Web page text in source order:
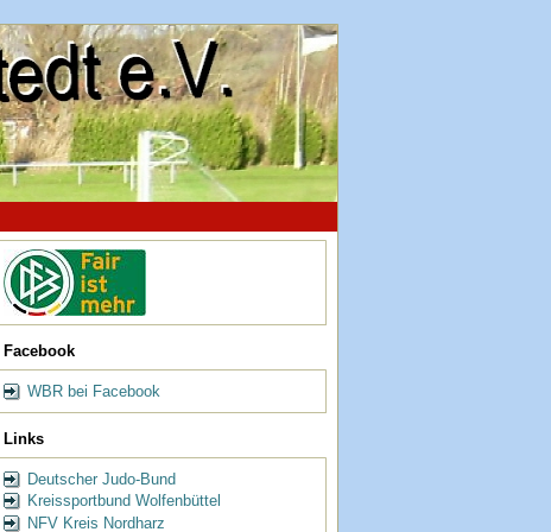
Facebook
WBR bei Facebook
Links
Deutscher Judo-Bund
Kreissportbund Wolfenbüttel
NFV Kreis Nordharz